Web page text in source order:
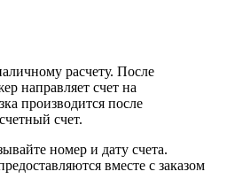
расчету. После
направляет счет на
производится после
счет.
номер и дату счета.
вместе с заказом